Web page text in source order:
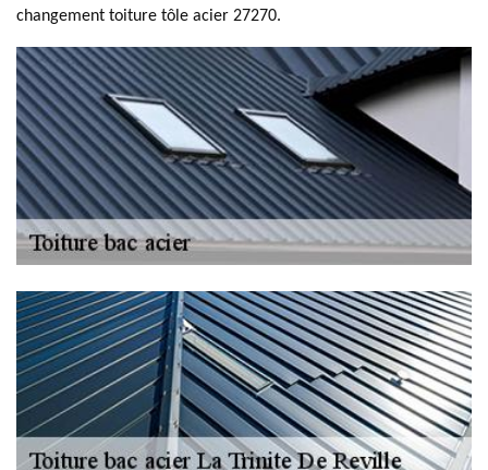
changement toiture tôle acier 27270.